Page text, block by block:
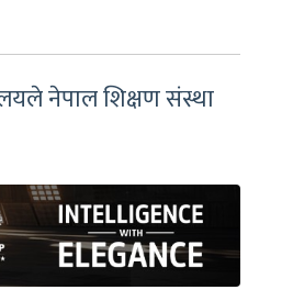
नेपाल शिक्षण संस्था